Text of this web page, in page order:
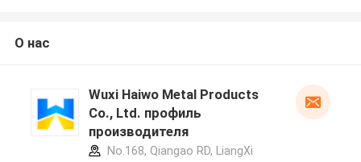
О нас
Wuxi Haiwo Metal Products
Co., Ltd. профиль
производителя
No.168, Qiangao RD, LiangXi